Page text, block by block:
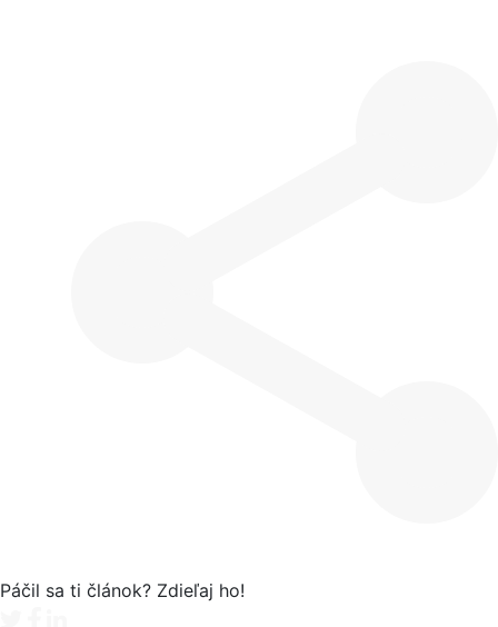
Páčil sa ti článok? Zdieľaj ho!